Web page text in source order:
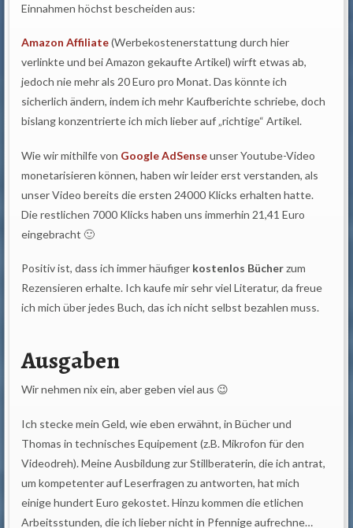
Einnahmen höchst bescheiden aus:
Amazon Affiliate(Werbekostenerstattung durch hier
verlinkte und bei Amazon gekaufte Artikel) wirft etwas ab,
jedoch nie mehr als 20 Euro pro Monat. Das könnte ich
sicherlich ändern, indem ich mehr Kaufberichte schriebe, doch
bislang konzentrierte ich mich lieber auf „richtige“ Artikel.
Wie wir mithilfe von Google AdSenseunser Youtube-Video
monetarisieren können, haben wir leider erst verstanden, als
unser Video bereits die ersten 24000 Klicks erhalten hatte.
Die restlichen 7000 Klicks haben uns immerhin 21,41 Euro
eingebracht 🙂
Positiv ist, dass ich immer häufiger kostenlos Bücherzum
Rezensieren erhalte. Ich kaufe mir sehr viel Literatur, da freue
ich mich über jedes Buch, das ich nicht selbst bezahlen muss.
Ausgaben
Wir nehmen nix ein, aber geben viel aus 😉
Ich stecke mein Geld, wie eben erwähnt, in Bücher und
Thomas in technisches Equipement (z.B. Mikrofon für den
Videodreh). Meine Ausbildung zur Stillberaterin, die ich antrat,
um kompetenter auf Leserfragen zu antworten, hat mich
einige hundert Euro gekostet. Hinzu kommen die etlichen
Arbeitsstunden, die ich lieber nicht in Pfennige aufrechne…